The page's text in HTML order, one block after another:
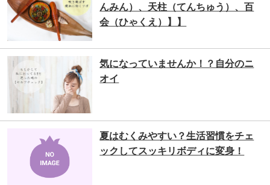
んみん）、天柱（てんちゅう）、百
会（ひゃくえ）】】
気になっていませんか！？自分のニ
オイ
夏はむくみやすい？生活習慣をチェ
ックしてスッキリボディに変身！